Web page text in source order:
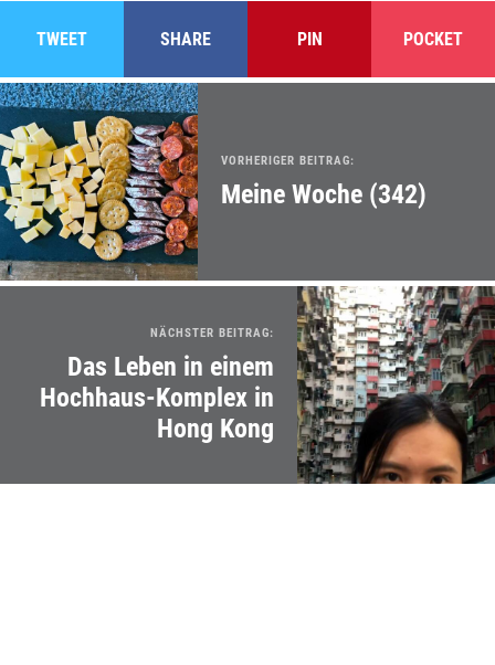
TWEET SHARE PIN POCKET
VORHERIGER BEITRAG:
Meine Woche (342)
NÄCHSTER BEITRAG:
Das Leben in einem
Hochhaus-Komplex in
Hong Kong